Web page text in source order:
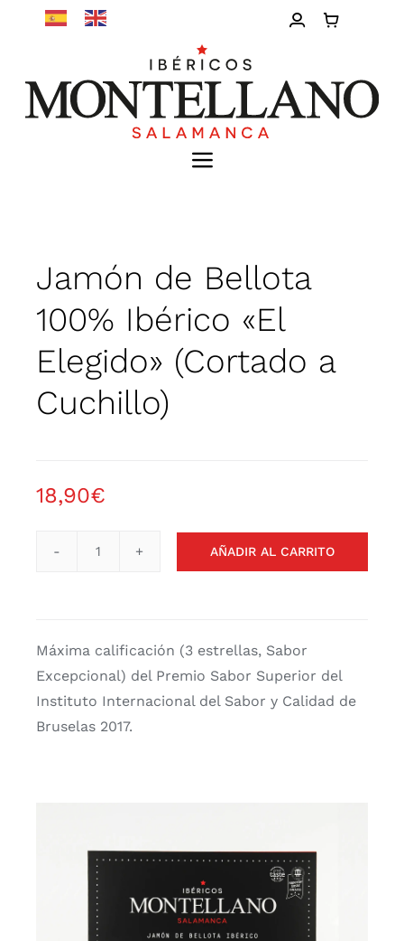
Toggle
Nosotros
Calidad
Tienda
Jamón de Bellota
100% Ibérico «El
Elegido» (Cortado a
Cuchillo)
18,90€
Ibérico
"El
Elegido"
(Cortado
AÑADIR AL CARRITO
Máxima calificación (3 estrellas, Sabor
Excepcional) del Premio Sabor Superior del
Instituto Internacional del Sabor y Calidad de
Bruselas 2017.